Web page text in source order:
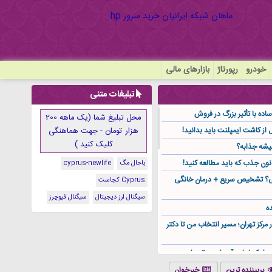
خودرو رپورتاژ بازارهای مالی
با تأثیر بزرگ در فروش
جذابه؟
جذب که باید مطالعه کنید!
تشخیص سریع + درمان خانگی
مرکز تهران؛ مسیر انتخاب من تا دکتر
کجا باید آن را مستقیم از
تبلیغات متنی
محل تبلیغ شما (یک ماهه 200
هزار تومان - جهت هماهنگی
کلیک کنید )
باحال مگ
cyprus-newlife
Cyprus کجاست
سیگنال ارز دیجیتال
سیگنال فیوچرز